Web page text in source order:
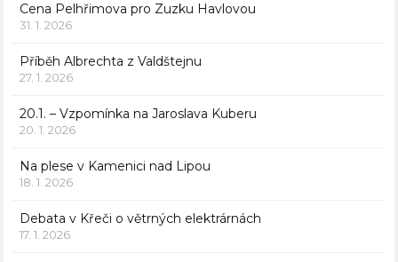
Cena Pelhřimova pro Zuzku Havlovou
31. 1. 2026
Příběh Albrechta z Valdštejnu
27. 1. 2026
20.1. – Vzpomínka na Jaroslava Kuberu
20. 1. 2026
Na plese v Kamenici nad Lipou
18. 1. 2026
Debata v Křeči o větrných elektrárnách
17. 1. 2026